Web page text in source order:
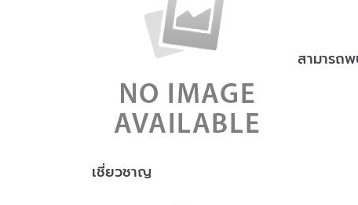
สามารถ
เชี่ยวชาญ